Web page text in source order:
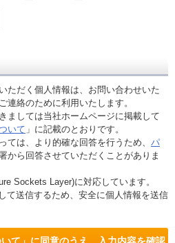
ただく個人情報は、お問い合わせいた
連絡のために利用いたします。
ましては当社ホームページに掲載して
いて 」に記載のとおりです。
ては、より的確な回答を行うため、 パ
から回答させていただくことがありま
Sockets Layer)に対応しています。
て送信するため、安全に個人情報を送信